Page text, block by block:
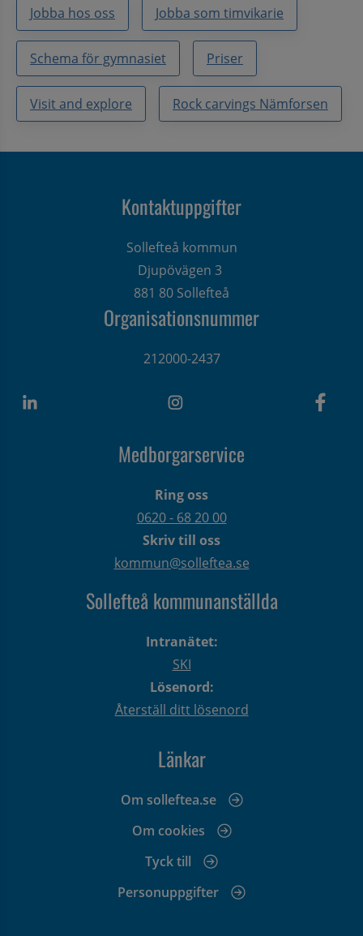
Jobba hos oss Jobba som timvikarie
Schema för gymnasiet Priser
Visit and explore Rock carvings Nämforsen
Kontaktuppgifter
Sollefteå kommun
Djupövägen 3
881 80 Sollefteå
Organisationsnummer
212000-2437
Medborgarservice
Ring oss
0620 - 68 20 00
Skriv till oss
kommun@solleftea.se
Sollefteå kommunanställda
Intranätet:
SKI
Lösenord:
Återställ ditt lösenord
Länkar
Om solleftea.se
Om cookies
Tyck till
Personuppgifter